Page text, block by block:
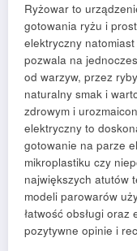
Ryżowar to
gotowania ryżu i
elektryczny
pozwala na
od warzyw, przez
naturalny smak i
zdrowym i
elektryczny to
gotowanie na parze
mikroplastiku czy
największych atutów
modeli parowarów
łatwość obsługi
pozytywne opinie i